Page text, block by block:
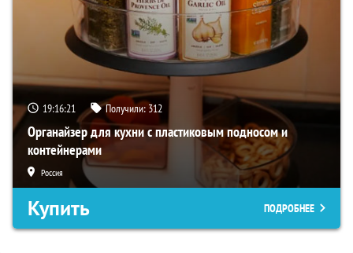
19:16:20 Получили: 312
Органайзер для кухни с пластиковым подносом и
контейнерами
Россия
Купить ПОДРОБНЕЕ